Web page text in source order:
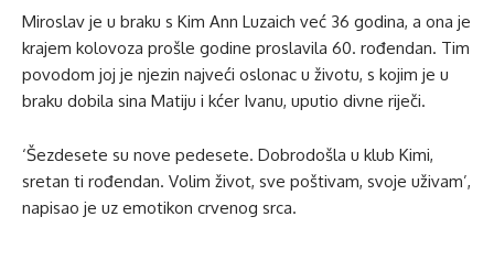
Miroslav je u braku s Kim Ann Luzaich već 36 godina, a ona je
krajem kolovoza prošle godine proslavila 60. rođendan. Tim
povodom joj je njezin najveći oslonac u životu, s kojim je u
braku dobila sina Matiju i kćer Ivanu, uputio divne riječi.
‘Šezdesete su nove pedesete. Dobrodošla u klub Kimi,
sretan ti rođendan. Volim život, sve poštivam, svoje uživam’,
napisao je uz emotikon crvenog srca.